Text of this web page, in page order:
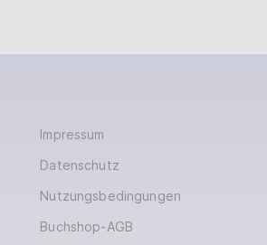
Impressum
Datenschutz
Nutzungsbedingungen
Buchshop-AGB